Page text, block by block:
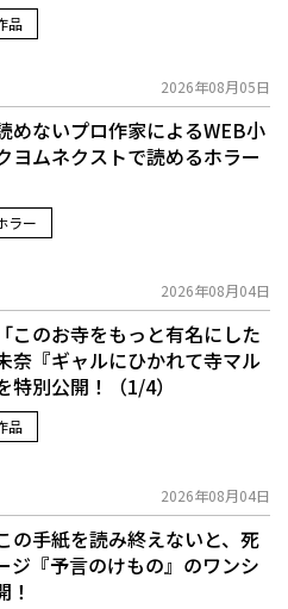
品
2026年08月05日
めないプロ作家によるWEB小
クヨムネクストで読めるホラー
ラー
2026年08月04日
このお寺をもっと有名にした
奈『ギャルにひかれて寺マル
特別公開！（1/4）
品
2026年08月04日
の手紙を読み終えないと、死
ージ『予言のけもの』のワンシ